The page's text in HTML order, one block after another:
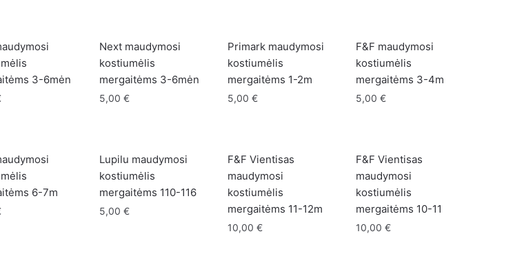
3-6mėn
Next maudymosi
kostiumėlis
mergaitėms 3-6mėn
5,00€
Primark maudymosi
kostiumėlis
mergaitėms 1-2m
5,00€
F&F maudymosi
kostiumėlis
mergaitėms 3-4m
5,00€
6-7m
Lupilu maudymosi
kostiumėlis
mergaitėms 110-116
5,00€
F&F Vientisas
maudymosi
kostiumėlis
mergaitėms 11-12m
10,00€
F&F Vientisas
maudymosi
kostiumėlis
mergaitėms 10-11
10,00€